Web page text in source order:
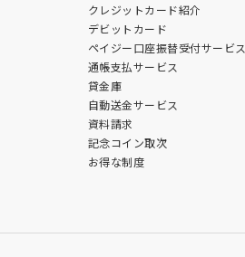
クレジットカード紹介
デビットカード
ペイジー口座振替受付サービス
通帳支払サービス
貸金庫
自動送金サービス
資料請求
記念コイン取次
お得な制度